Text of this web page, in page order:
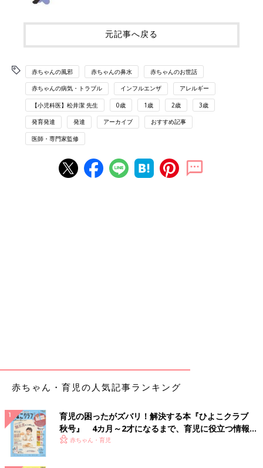
元記事へ戻る
赤ちゃんの風邪 赤ちゃんの鼻水 赤ちゃんのお世話
赤ちゃんの病気・トラブル インフルエンザ アレルギー
【小児科医】松井潔 先生 0歳 1歳 2歳 3歳
発育発達 発達 アーカイブ おすすめ記事
医師・専門家監修
赤ちゃん・育児の人気記事ランキング
育児の困ったがズバリ！解決する本『ひよこクラブ
秋号』 4カ月～2才になるまで、育児に役立つ情報が
いっぱい！
赤ちゃん・育児